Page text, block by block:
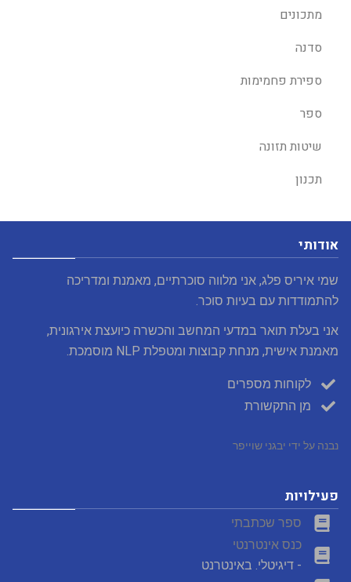
מתכונים
סדנה
ספירת פחמימות
ספר
שיטות תזונה
תכנון
אודותי
שמי איריס פלג, אני מלווה סוכרתיים, מאמנת ומדריכה
להתמודדות עם בעיות סוכר.
אני בעלת תואר במדעי המחשב והכשרה כיועצת אירגונית,
מאמנת אישית, מנחת קבוצות ומטפלת NLP מוסמכת.
לקוחות מספרים
מן התקשורת
נבנה על ידי יבגני שוייפר
פעילויות
ספר שכתבתי
כנס אינטרנטי
- דיגיטלי. באינטרנט